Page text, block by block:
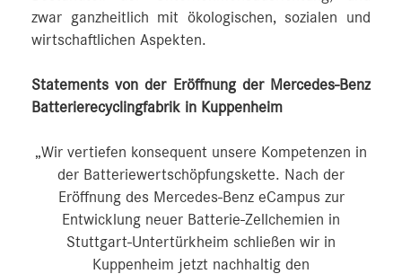
zwar ganzheitlich mit ökologischen, sozialen und
wirtschaftlichen Aspekten.
Statements von der Eröffnung der Mercedes-Benz
Batterierecyclingfabrik in Kuppenheim
„Wir vertiefen konsequent unsere Kompetenzen in
der Batteriewertschöpfungskette. Nach der
Eröffnung des Mercedes-Benz eCampus zur
Entwicklung neuer Batterie-Zellchemien in
Stuttgart-Untertürkheim schließen wir in
Kuppenheim jetzt nachhaltig den